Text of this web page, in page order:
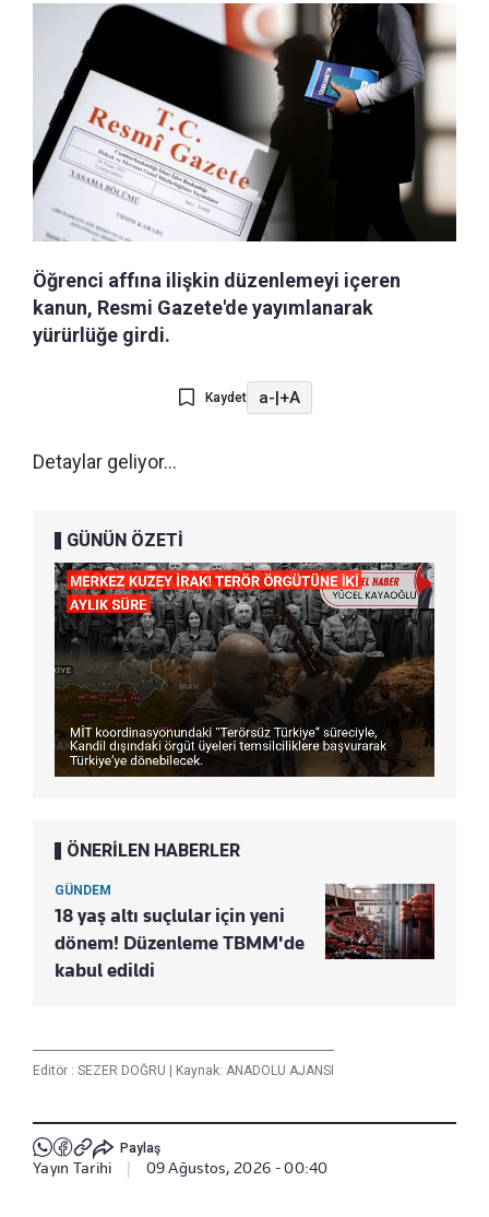
Öğrenci affına ilişkin düzenlemeyi içeren
kanun, Resmi Gazete'de yayımlanarak
yürürlüğe girdi.
Kaydet a-|+A
Detaylar geliyor...
GÜNÜN ÖZETİ
ÖNERİLEN HABERLER
GÜNDEM
18 yaş altı suçlular için yeni
dönem! Düzenleme TBMM'de
kabul edildi
Editör : SEZER DOĞRU | Kaynak: ANADOLU AJANSI
Paylaş
Yayın Tarihi 09 Ağustos, 2026 - 00:40